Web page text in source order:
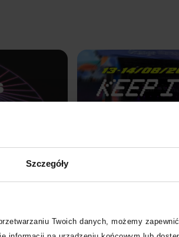
Szczegóły
Twoich danych, możemy
Orange Warsaw Festival